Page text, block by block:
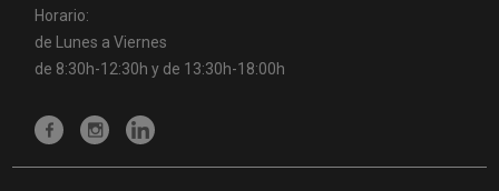
Horario:
de Lunes a Viernes
de 8:30h-12:30h y de 13:30h-18:00h